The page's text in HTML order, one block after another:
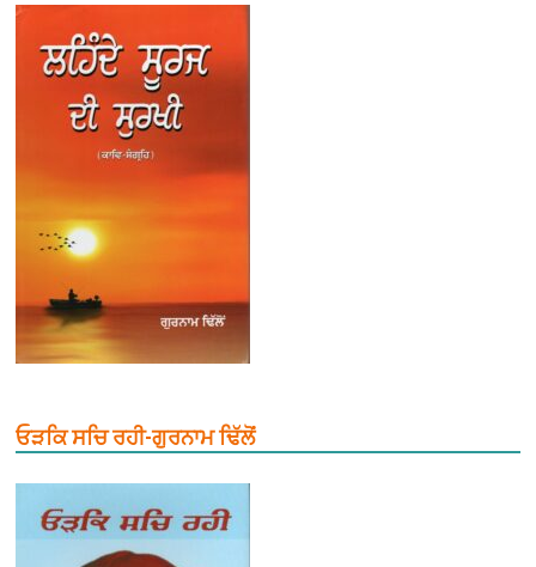
ਓੜਕਿ ਸਚਿ ਰਹੀ-ਗੁਰਨਾਮ ਢਿੱਲੋਂ